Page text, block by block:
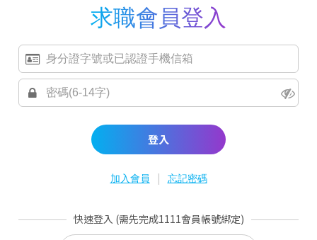
求職會員登入
登入
加入會員 | 忘記密碼
快速登入 (需先完成1111會員帳號綁定)